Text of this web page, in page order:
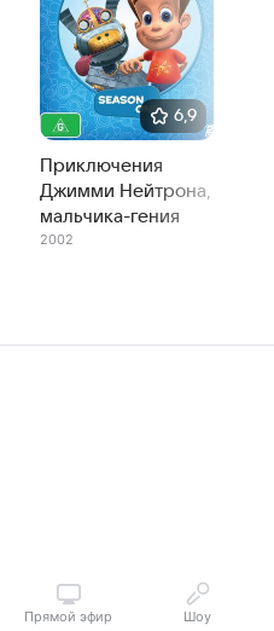
6,9
Приключения
Джимми Нейтрона,
мальчика-гения
2002
Прямой эфир Шоу